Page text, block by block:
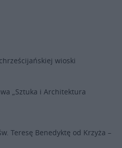
wioski
„Sztuka i Architektura
Teresę Benedyktę od Krzyża –